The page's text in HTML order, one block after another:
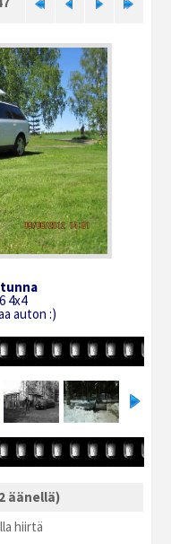
4x4
auton :)
äänellä)
hiirtä